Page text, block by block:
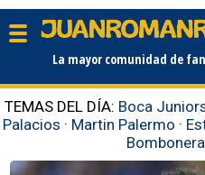
La mayor comunidad de
TEMAS DEL DÍA: Boca
Palacios · Martin Palermo ·
Bombonera